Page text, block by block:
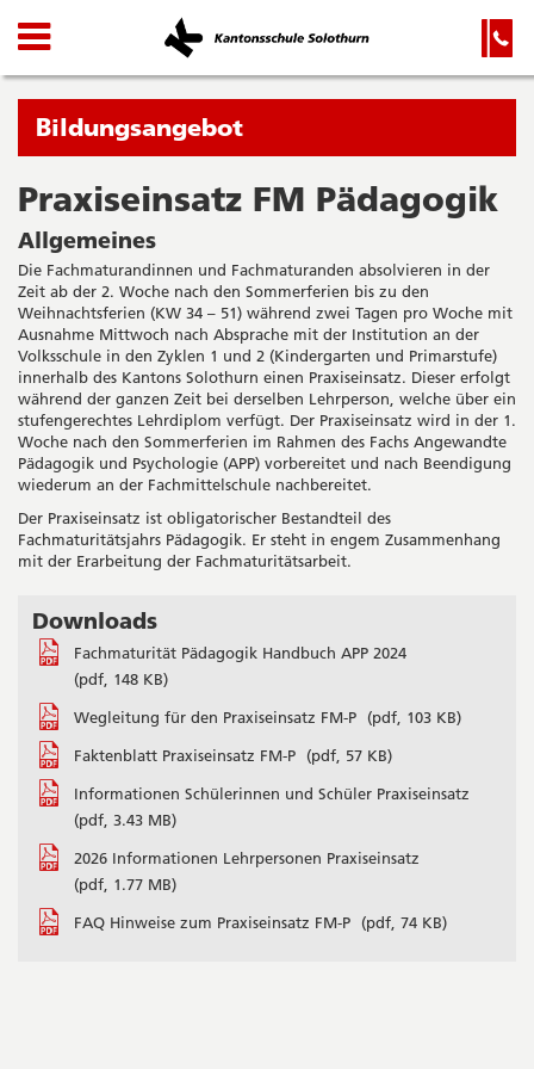
Kanton
Solothurn
Wichtige
Seiten
Startseite
Hauptnavigation
Inhalt
Sitemap
Suche
Navigation
und
Suche
Navigation
Sie
befinden
sich
gerade
in:
Bildungsangebot
Praxiseinsatz FM Pädagogik
Allgemeines
Die Fachmaturandinnen und Fachmaturanden absolvieren in der
Zeit ab der 2. Woche nach den Sommerferien bis zu den
Weihnachtsferien (KW 34 – 51) während zwei Tagen pro Woche mit
Ausnahme Mittwoch nach Absprache mit der Institution an der
Volksschule in den Zyklen 1 und 2 (Kindergarten und Primarstufe)
innerhalb des Kantons Solothurn einen Praxiseinsatz. Dieser erfolgt
während der ganzen Zeit bei derselben Lehrperson, welche über ein
stufengerechtes Lehrdiplom verfügt. Der Praxiseinsatz wird in der 1.
Woche nach den Sommerferien im Rahmen des Fachs Angewandte
Pädagogik und Psychologie (APP) vorbereitet und nach Beendigung
wiederum an der Fachmittelschule nachbereitet.
Der Praxiseinsatz ist obligatorischer Bestandteil des
Fachmaturitätsjahrs Pädagogik. Er steht in engem Zusammenhang
mit der Erarbeitung der Fachmaturitätsarbeit.
Seitenleiste
Downloads
Fachmaturität Pädagogik Handbuch APP 2024
(pdf, 148 KB)
Wegleitung für den Praxiseinsatz FM-P
(pdf, 103 KB)
Faktenblatt Praxiseinsatz FM-P
(pdf, 57 KB)
Informationen Schülerinnen und Schüler Praxiseinsatz
(pdf, 3.43 MB)
2026 Informationen Lehrpersonen Praxiseinsatz
(pdf, 1.77 MB)
FAQ Hinweise zum Praxiseinsatz FM-P
(pdf, 74 KB)